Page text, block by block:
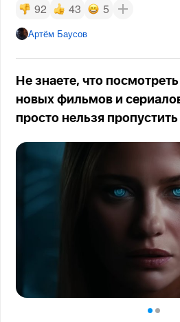
92 43 5
Артём Баусов
Не знаете, что
новых фильмов и
просто нельзя пропустить